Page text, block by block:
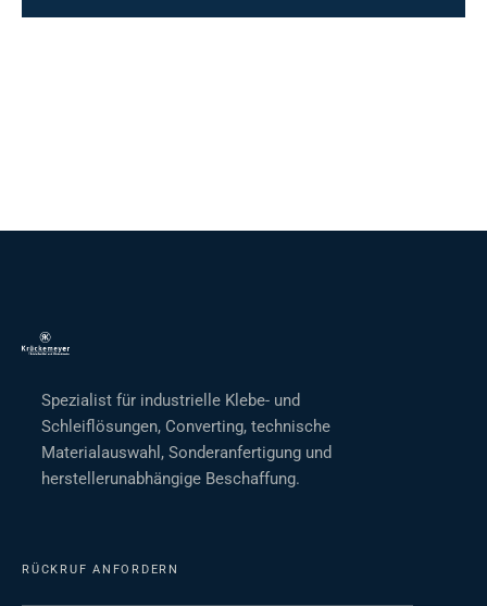
Spezialist für industrielle Klebe- und
Schleiflösungen, Converting, technische
Materialauswahl, Sonderanfertigung und
herstellerunabhängige Beschaffung.
RÜCKRUF ANFORDERN